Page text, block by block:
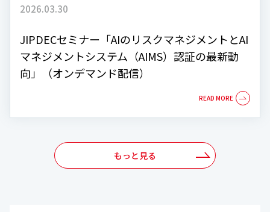
2026.03.30
JIPDECセミナー「AIのリスクマネジメントとAI
マネジメントシステム（AIMS）認証の最新動
向」（オンデマンド配信）
もっと見る